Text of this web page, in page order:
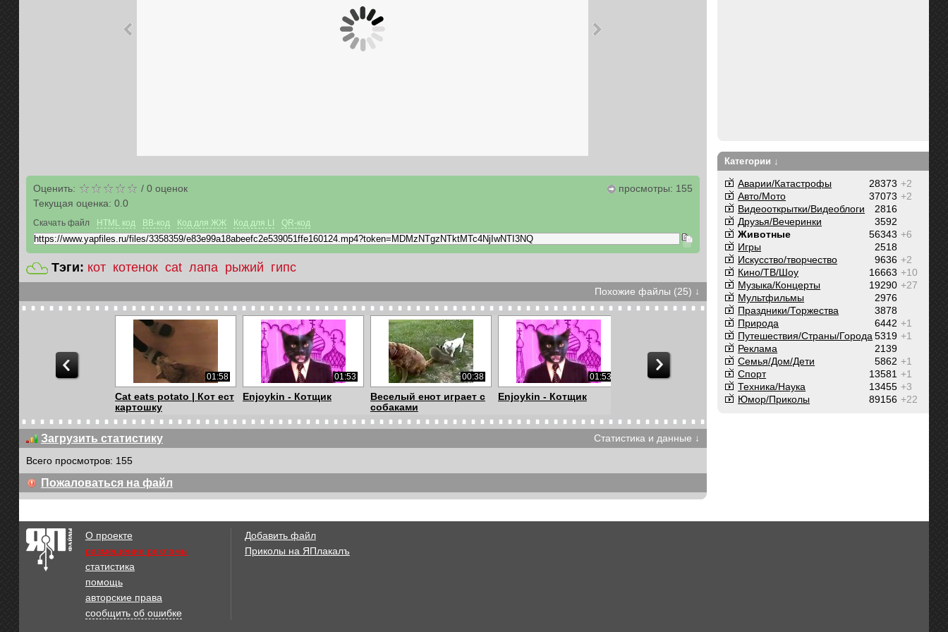
Оценить: / 0оценок
Текущая оценка: 0.0
просмотры: 155
Скачать файл HTML код BB-код Код для ЖЖ Код для LI QR-код
Тэги: кот котенок cat лапа рыжий гипс
Похожие файлы (25) ↓
01:58
Cat eats potato | Кот ест
картошку
01:53
Enjoykin - Котщик
00:38
Веселый енот играет с
собаками
01:53
Enjoykin - Котщик
01:53
Enjoykin - Котщик
01:53
Enjoykin - Котщик
01:30
Кот такого не ожидал
01:21
The Kitten & The
Подборка роликов с
котами (смешная ...
Загрузить статистику
Статистика и данные ↓
Всего просмотров: 155
Пожаловаться на файл
Категории ↓
+2
28373
Аварии/Катастрофы
+2
37073
Авто/Мото
2816
Видеооткрытки/Видеоблоги
3592
Друзья/Вечеринки
+6
56343
Животные
2518
Игры
+2
9636
Искусство/творчество
+10
16663
Кино/ТВ/Шоу
+27
19290
Музыка/Концерты
2976
Мультфильмы
3878
Праздники/Торжества
+1
6442
Природа
+1
5319
Путешествия/Cтраны/Города
2139
Реклама
+1
5862
Семья/Дом/Дети
+1
13581
Спорт
+3
13455
Техника/Наука
+22
89156
Юмор/Приколы
О проекте
размещение рекламы
статистика
помощь
авторские права
сообщить об ошибке
Добавить файл
Приколы на ЯПлакалъ